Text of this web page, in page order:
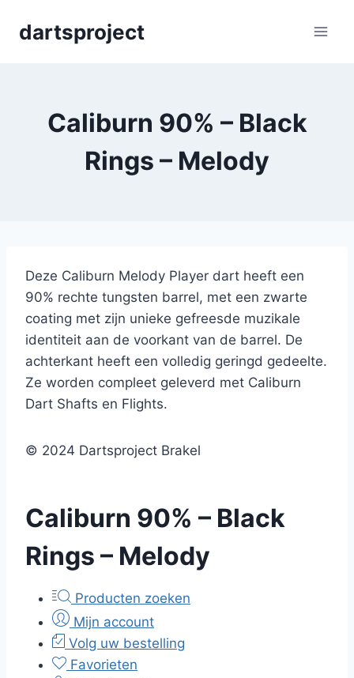
dartsproject
Caliburn 90% – Black
Rings – Melody
Deze Caliburn Melody Player dart heeft een
90% rechte tungsten barrel, met een zwarte
coating met zijn unieke gefreesde muzikale
identiteit aan de voorkant van de barrel. De
achterkant heeft een volledig geringd gedeelte.
Ze worden compleet geleverd met Caliburn
Dart Shafts en Flights.
© 2024 Dartsproject Brakel
Caliburn 90% – Black
Rings – Melody
Producten zoeken
Mijn account
Volg uw bestelling
Favorieten